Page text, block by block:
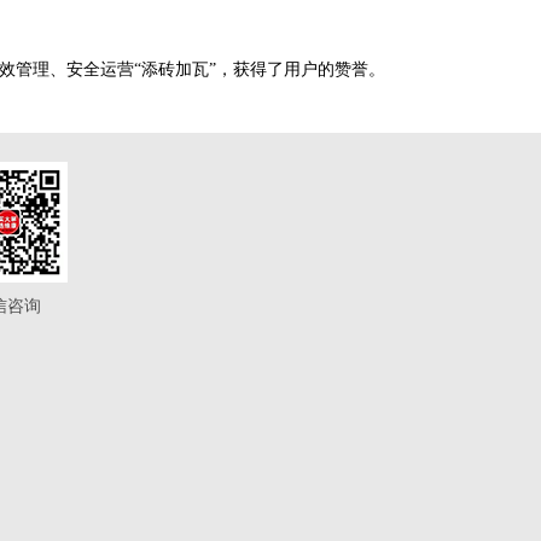
理、安全运营“添砖加瓦”，获得了用户的赞誉。
咨询